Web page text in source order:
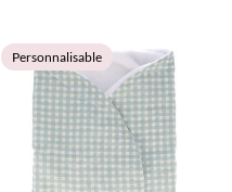
VOIR LE PRODUIT
Personnalisable